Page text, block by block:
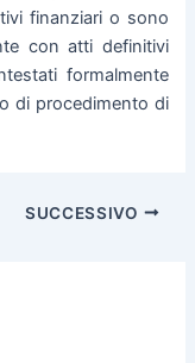
finanziari o sono
con atti definitivi
formalmente
di procedimento di
SUCCESSIVO